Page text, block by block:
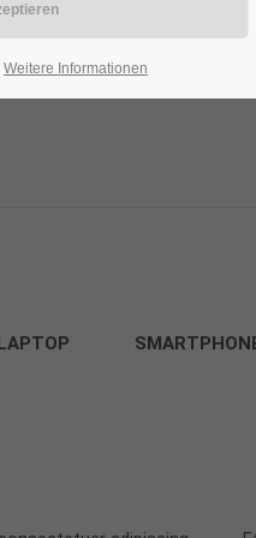
Weitere Informationen